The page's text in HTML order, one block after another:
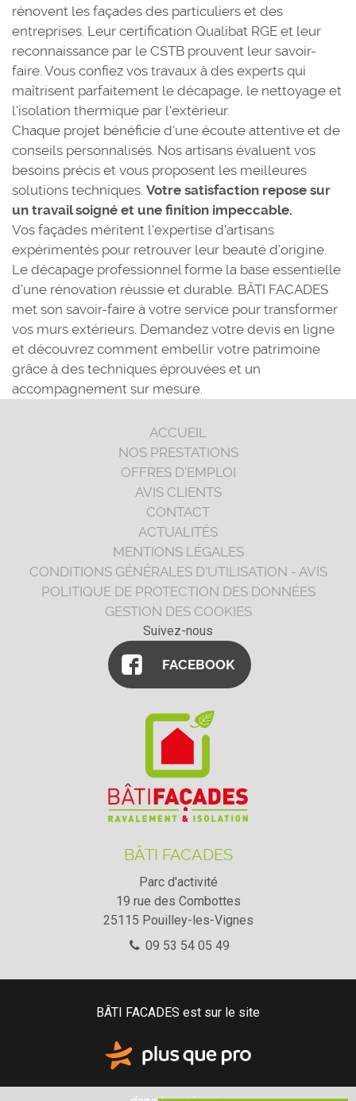
rénovent les façades des particuliers et des
entreprises. Leur certification Qualibat RGE et leur
reconnaissance par le CSTB prouvent leur savoir-
faire. Vous confiez vos travaux à des experts qui
maîtrisent parfaitement le décapage, le nettoyage et
l'isolation thermique par l'extérieur.
Chaque projet bénéficie d'une écoute attentive et de
conseils personnalisés. Nos artisans évaluent vos
besoins précis et vous proposent les meilleures
solutions techniques. Votre satisfaction repose sur
un travail soigné et une finition impeccable.
Vos façades méritent l'expertise d'artisans
expérimentés pour retrouver leur beauté d'origine.
Le décapage professionnel forme la base essentielle
d'une rénovation réussie et durable. BÂTI FACADES
met son savoir-faire à votre service pour transformer
vos murs extérieurs. Demandez votre devis en ligne
et découvrez comment embellir votre patrimoine
grâce à des techniques éprouvées et un
accompagnement sur mesure.
ACCUEIL
NOS PRESTATIONS
OFFRES D'EMPLOI
AVIS CLIENTS
CONTACT
ACTUALITÉS
MENTIONS LÉGALES
CONDITIONS GÉNÉRALES D'UTILISATION - AVIS
POLITIQUE DE PROTECTION DES DONNÉES
GESTION DES COOKIES
Suivez-nous
FACEBOOK
BÂTI FACADES
Parc d'activité
19 rue des Combottes
25115 Pouilley-les-Vignes
09 53 54 05 49
BÂTI FACADES est sur le site